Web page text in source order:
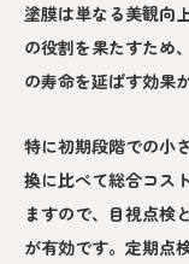
塗膜は単なる美観向
の役割を果たすため
の寿命を延ばす効果
特に初期段階での小
換に比べて総合コス
ますので、目視点検
が有効です。定期点